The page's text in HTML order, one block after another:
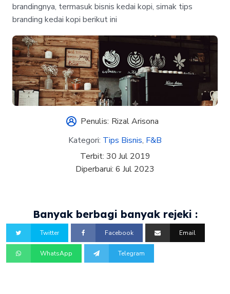
brandingnya, termasuk bisnis kedai kopi, simak tips
branding kedai kopi berikut ini
Penulis: Rizal Arisona
Kategori: Tips Bisnis, F&B
Terbit: 30 Jul 2019
Diperbarui: 6 Jul 2023
Banyak berbagi banyak rejeki :
Twitter Facebook Email
WhatsApp Telegram